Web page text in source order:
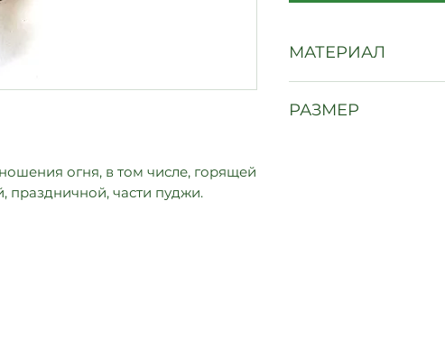
огня, в том числе, горящей
праздничной, части пуджи.
МАТЕРИАЛ
РАЗМЕР